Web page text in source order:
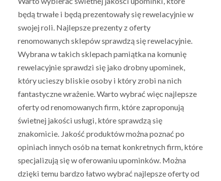
będą trwałe i będą prezentowały się rewelacyjnie w
swojej roli. Najlepsze prezenty z oferty
renomowanych sklepów sprawdzą się rewelacyjnie.
Wybrana w takich sklepach pamiątka na komunię
rewelacyjnie sprawdzi się jako drobny upominek,
który ucieszy bliskie osoby i który zrobi na nich
fantastyczne wrażenie. Warto wybrać więc najlepsze
oferty od renomowanych firm, które zaproponują
świetnej jakości usługi, które sprawdzą się
znakomicie. Jakość produktów można poznać po
opiniach innych osób na temat konkretnych firm, które
specjalizują się w oferowaniu upominków. Można
dzięki temu bardzo łatwo wybrać najlepsze oferty od